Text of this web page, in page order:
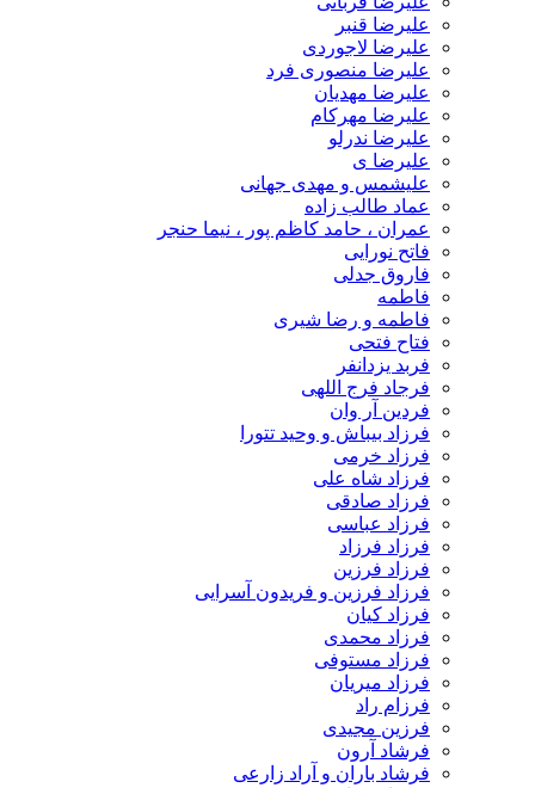
علیرضا قنبر
علیرضا لاجوردی
علیرضا منصوری فرد
علیرضا مهدیان
علیرضا مهرکام
علیرضا ندرلو
علیرضا ی
علیشمس و مهدی جهانی
عماد طالب زاده
عمران ، حامد کاظم پور ، نیما حنجر
فاتح نورایی
فاروق جدلی
فاطمه
فاطمه و رضا شیری
فتاح فتحی
فربد یزدانفر
فرجاد فرج اللهی
فردین آر وان
فرزاد بیباش و وحید تتورا
فرزاد خرمی
فرزاد شاه علی
فرزاد صادقی
فرزاد عباسی
فرزاد فرزاد
فرزاد فرزین
فرزاد فرزین و فریدون آسرایی
فرزاد کیان
فرزاد محمدی
فرزاد مستوفی
فرزاد میریان
فرزام راد
فرزین مجیدی
فرشاد آرون
فرشاد باران و آراد زارعی